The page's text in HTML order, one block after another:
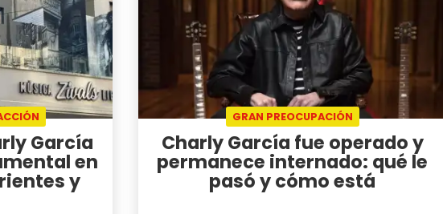
García
en
y
GRAN PREOCUPACIÓN
Charly García fue operado y
permanece internado: qué le
pasó y cómo está